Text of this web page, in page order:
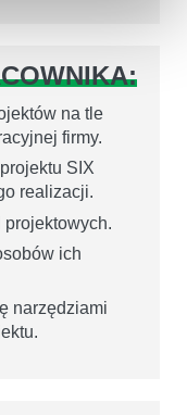
na tle
firmy.
SIX
realizacji.
ich
narzędziami